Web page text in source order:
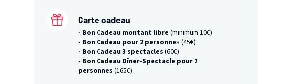
Carte cadeau
- Bon Cadeau montant libre (minimum 10€)
- Bon Cadeau pour 2 personnes (45€)
- Bon Cadeau 3 spectacles (60€)
- Bon Cadeau Dîner-Spectacle pour 2
personnes (165€)